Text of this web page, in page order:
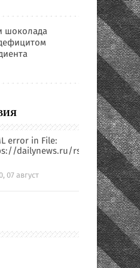
шоколада
dailynews.ru/rssfull.xml
07 август